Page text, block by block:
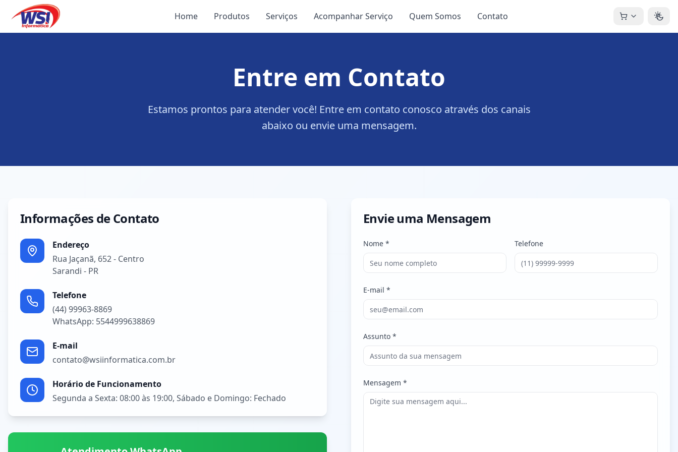
Home Produtos Serviços Acompanhar Serviço Quem Somos Contato
Entre em Contato
Estamos prontos para atender você! Entre em contato conosco através dos canais
abaixo ou envie uma mensagem.
Informações de Contato
Endereço
Rua Jaçanã, 652 - Centro
Sarandi - PR
Telefone
(44) 99963-8869
WhatsApp: 5544999638869
E-mail
contato@wsiinformatica.com.br
Horário de Funcionamento
Segunda a Sexta: 08:00 às 19:00, Sábado e Domingo: Fechado
Envie uma Mensagem
Nome * Telefone
E-mail *
Assunto *
Mensagem *